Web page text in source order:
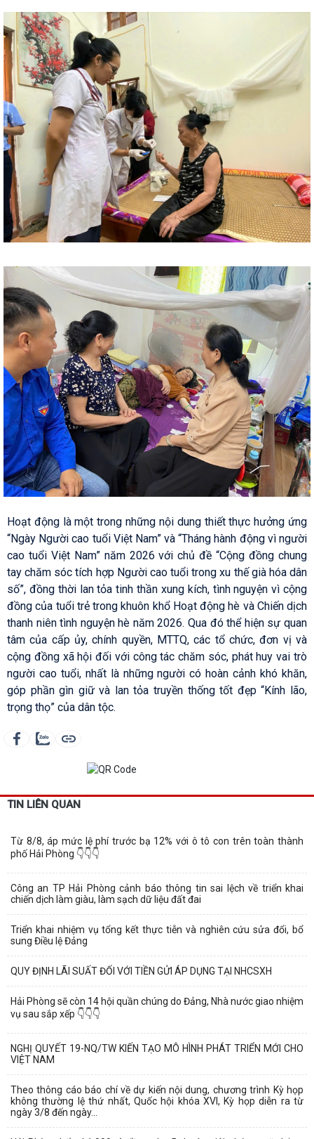
Hoạt động là một trong những nội dung thiết thực hưởng ứng
“Ngày Người cao tuổi Việt Nam” và “Tháng hành động vì người
cao tuổi Việt Nam” năm 2026 với chủ đề “Cộng đồng chung
tay chăm sóc tích hợp Người cao tuổi trong xu thế già hóa dân
số”, đồng thời lan tỏa tinh thần xung kích, tình nguyện vì cộng
đồng của tuổi trẻ trong khuôn khổ Hoạt động hè và Chiến dịch
thanh niên tình nguyện hè năm 2026. Qua đó thể hiện sự quan
tâm của cấp ủy, chính quyền, MTTQ, các tổ chức, đơn vị và
cộng đồng xã hội đối với công tác chăm sóc, phát huy vai trò
người cao tuổi, nhất là những người có hoàn cảnh khó khăn,
góp phần gìn giữ và lan tỏa truyền thống tốt đẹp “Kính lão,
trọng thọ” của dân tộc.
TIN LIÊN QUAN
Từ 8/8, áp mức lệ phí trước bạ 12% với ô tô con trên toàn thành
phố Hải Phòng 👇👇👇
Công an TP Hải Phòng cảnh báo thông tin sai lệch về triển khai
chiến dịch làm giàu, làm sạch dữ liệu đất đai
Triển khai nhiệm vụ tổng kết thực tiễn và nghiên cứu sửa đổi, bổ
sung Điều lệ Đảng
QUY ĐỊNH LÃI SUẤT ĐỐI VỚI TIỀN GỬI ÁP DỤNG TẠI NHCSXH
Hải Phòng sẽ còn 14 hội quần chúng do Đảng, Nhà nước giao nhiệm
vụ sau sắp xếp 👇👇👇
NGHỊ QUYẾT 19-NQ/TW KIẾN TẠO MÔ HÌNH PHÁT TRIỂN MỚI CHO
VIỆT NAM
Theo thông cáo báo chí về dự kiến nội dung, chương trình Kỳ họp
không thường lệ thứ nhất, Quốc hội khóa XVI, Kỳ họp diễn ra từ
ngày 3/8 đến ngày...